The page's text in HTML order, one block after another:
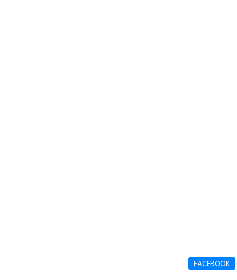
FACEBOOK